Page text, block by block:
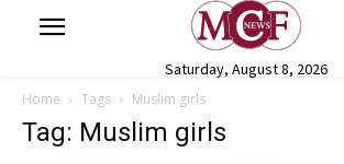
Saturday, August 8, 2026
Home Tags Muslim girls
Tag: Muslim girls